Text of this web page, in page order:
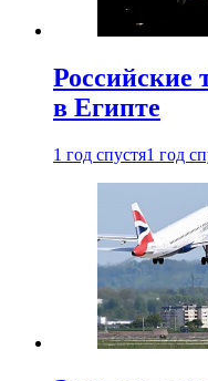
Российские
в Египте
1 год спустя1 год